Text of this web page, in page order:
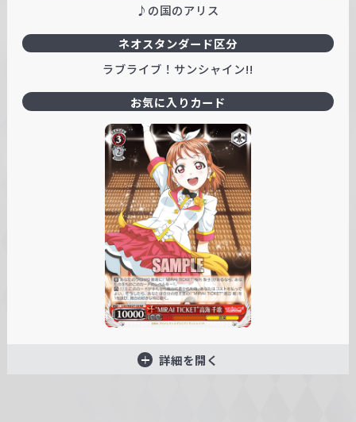
♪の国のアリス
ネオスタンダード区分
ラブライブ！サンシャイン!!
お気に入りカード
詳細を開く